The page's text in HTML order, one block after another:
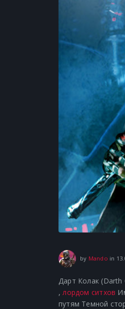
by Mando in
Дарт Колак
, лордом ситхов
путям Темной